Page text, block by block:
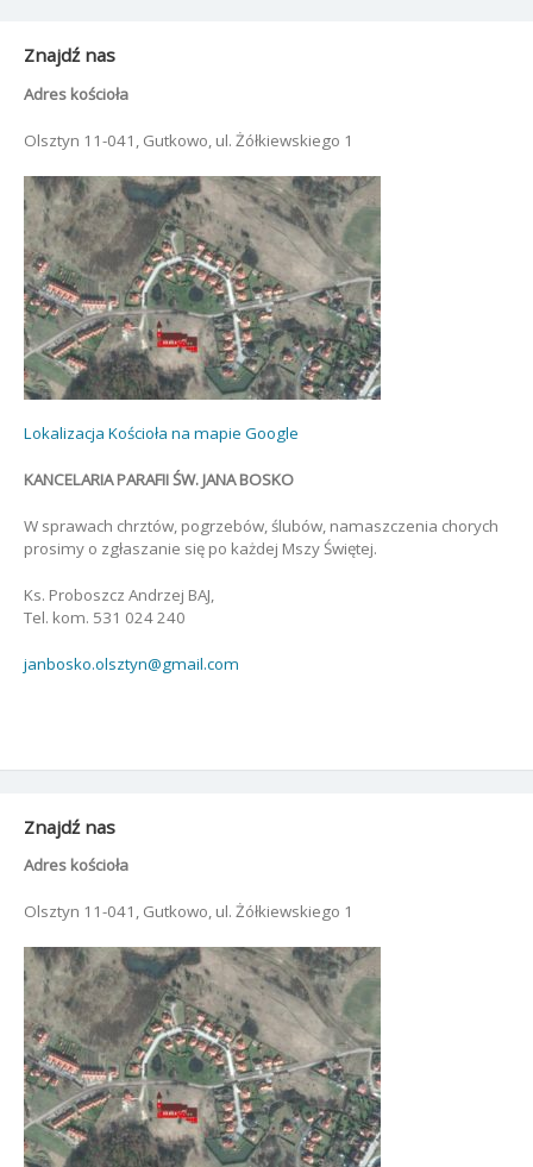
Znajdź nas
Adres kościoła
Olsztyn 11-041, Gutkowo, ul. Żółkiewskiego 1
Lokalizacja Kościoła na mapie Google
KANCELARIA PARAFII ŚW. JANA BOSKO
W sprawach chrztów, pogrzebów, ślubów, namaszczenia chorych
prosimy o zgłaszanie się po każdej Mszy Świętej.
Ks. Proboszcz Andrzej BAJ,
Tel. kom. 531 024 240
janbosko.olsztyn@gmail.com
Znajdź nas
Adres kościoła
Olsztyn 11-041, Gutkowo, ul. Żółkiewskiego 1